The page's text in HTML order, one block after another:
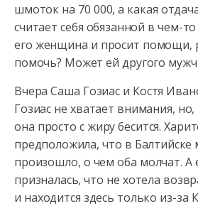
шмоток на 70 000, а какая
считает себя обязанной в чем-
его женщина и просит помощи,
помочь? Может ей другого
Вчера Саша Гозиас и Костя
Гозиас не хватает внимания,
она просто с жиру бесится.
предположила, что в
произошло, о чем оба молчат.
призналась, что не хотела
и находится здесь только из-за